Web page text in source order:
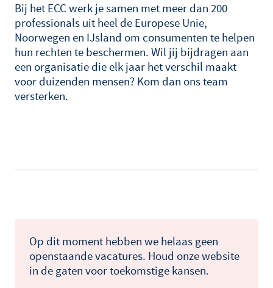
Bij het ECC werk je samen met meer dan 200
professionals uit heel de Europese Unie,
Noorwegen en IJsland om consumenten te helpen
hun rechten te beschermen. Wil jij bijdragen aan
een organisatie die elk jaar het verschil maakt
voor duizenden mensen? Kom dan ons team
versterken.
Op dit moment hebben we helaas geen
openstaande vacatures. Houd onze website
in de gaten voor toekomstige kansen.